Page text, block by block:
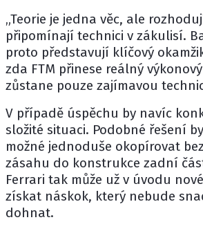
„Teorie je jedna věc, ale
připomínají technici v zákulisí.
proto představují klíčový
zda FTM přinese reálný
zůstane pouze zajímavou
V případě úspěchu by navíc
složité situaci. Podobné řešení
možné jednoduše okopírovat
zásahu do konstrukce zadní
Ferrari tak může už v úvodu
získat náskok, který nebude
dohnat.